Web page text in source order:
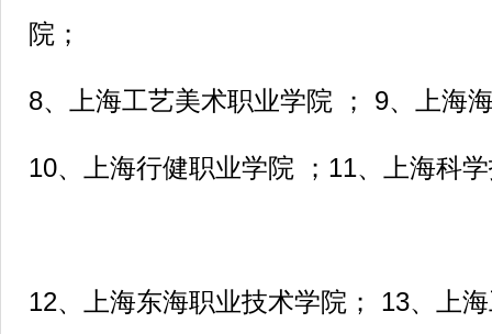
院；
8、上海工艺美术职业学院 ； 9、上海
10、上海行健职业学院 ；11、上海科
12、上海东海职业技术学院； 13、上